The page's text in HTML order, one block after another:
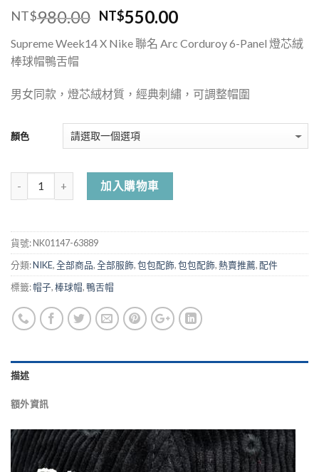
NT$980.00 NT$550.00
Supreme Week14 X Nike 聯名 Arc Corduroy 6-Panel 燈芯絨
棒球帽鴨舌帽
男女同款，燈芯絨材質，經典刺繡，可調整帽圍
顏色
加入購物車
貨號:NK01147-63889
分類:NIKE,全部商品,全部服飾,包包配飾,包包配飾,熱賣推薦,配件
標籤:帽子,棒球帽, 鴨舌帽
描述
額外資訊